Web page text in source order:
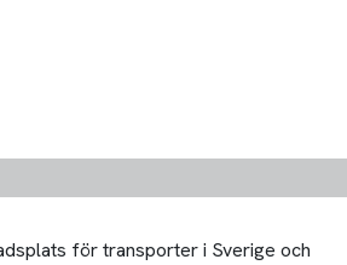
för transporter i Sverige och